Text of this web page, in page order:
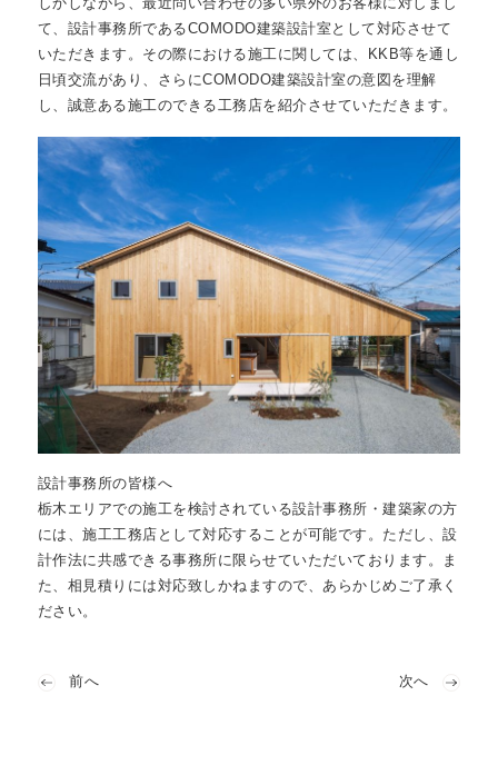
住まいづくりの流れ services
よくある質問
私たちについて
しかしながら、最近問い合わせの多い県外のお客様に対しまし
て、設計事務所であるCOMODO建築設計室として対応させて
いただきます。その際における施工に関しては、KKB等を通し
日頃交流があり、さらにCOMODO建築設計室の意図を理解
し、誠意ある施工のできる工務店を紹介させていただきます。
設計事務所の皆様へ
栃木エリアでの施工を検討されている設計事務所・建築家の方
には、施工工務店として対応することが可能です。ただし、設
計作法に共感できる事務所に限らせていただいております。ま
た、相見積りには対応致しかねますので、あらかじめご了承く
ださい。
前へ 次へ